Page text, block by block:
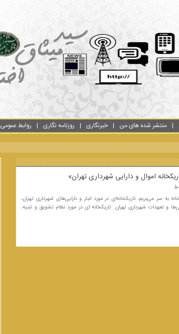
منتشر شده های من خبرنگاری روزنامه نگاری روابط عمومی
اموال و دارایی شهرداری تهران»
به سر می‌بریم، تاریکخانه‌ای در مورد انبار و دارایی‌های شهرداری تهران،
و تعهدات شهرداری تهران. تاریکخانه ای در مورد نظام تشویق و تنبیه،